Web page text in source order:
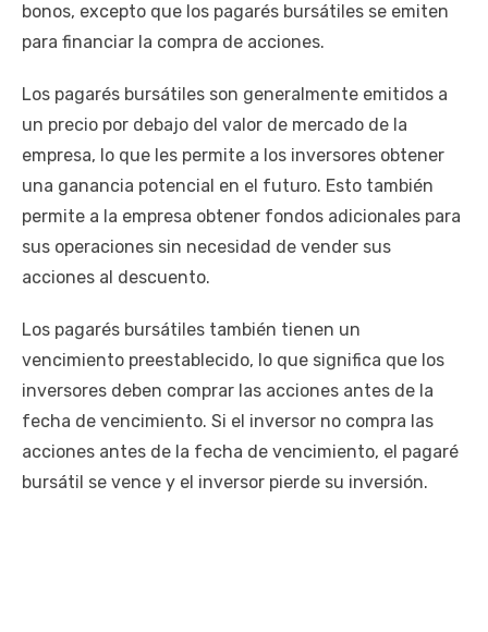
bonos, excepto que los pagarés bursátiles se emiten
para financiar la compra de acciones.
Los pagarés bursátiles son generalmente emitidos a
un precio por debajo del valor de mercado de la
empresa, lo que les permite a los inversores obtener
una ganancia potencial en el futuro. Esto también
permite a la empresa obtener fondos adicionales para
sus operaciones sin necesidad de vender sus
acciones al descuento.
Los pagarés bursátiles también tienen un
vencimiento preestablecido, lo que significa que los
inversores deben comprar las acciones antes de la
fecha de vencimiento. Si el inversor no compra las
acciones antes de la fecha de vencimiento, el pagaré
bursátil se vence y el inversor pierde su inversión.